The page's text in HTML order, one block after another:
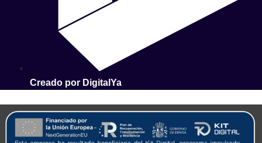
Creado por DigitalYa